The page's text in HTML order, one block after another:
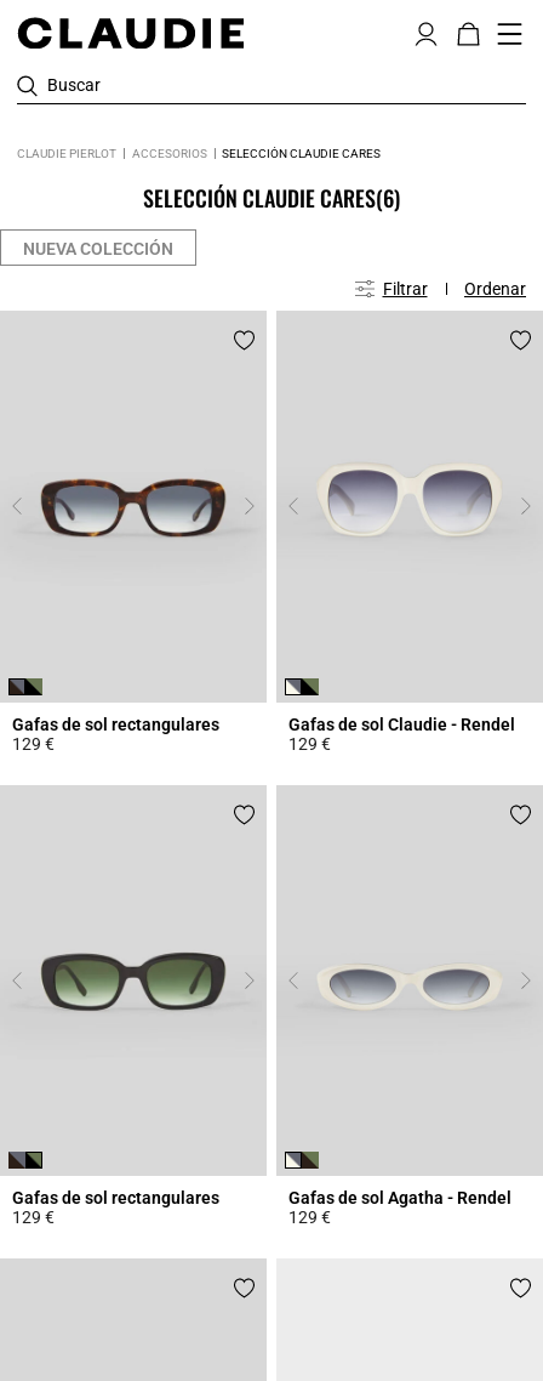
Buscar
CLAUDIE PIERLOT ACCESORIOS SELECCIÓN CLAUDIE CARES
SELECCIÓN CLAUDIE CARES(6)
NUEVA COLECCIÓN
Filtrar Ordenar
Gafas de sol rectangulares
129 €
Gafas de sol Claudie - Rendel
129 €
Gafas de sol rectangulares
129 €
Gafas de sol Agatha - Rendel
129 €